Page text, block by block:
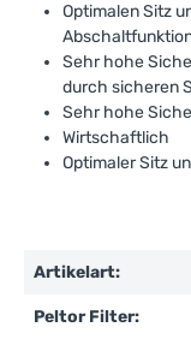
Optimalen Sitz
Sehr hohe
durch sicheren
Sehr hohe
Wirtschaftlich
Optimaler Sitz
Artikelart:
Peltor Filter: